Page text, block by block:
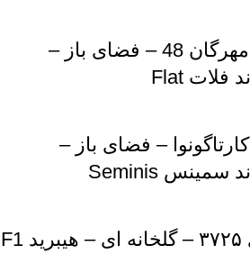
بذر کاهو فضای باز مهرگان 48 – فضای باز –
– فضای باز –
بذر گوجه گلخانه ای ۳۷۲۵ – گلخانه ای – هیبرید F1